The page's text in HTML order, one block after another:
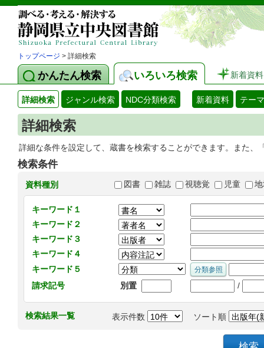
トップページ > 詳細検索
かんたん検索 いろいろ検索 新着資料
詳細検索 ジャンル検索 NDC分類検索 新着資料 テー
詳細検索
詳細な条件を設定して、蔵書を検索することができます。また
検索条件
資料種別 図書 雑誌 視聴覚 児童
キーワード１
キーワード２
キーワード３
キーワード４
キーワード５
請求記号
別置 /
検索結果一覧 表示件数 ソート順